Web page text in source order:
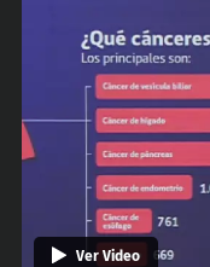
Ver Video